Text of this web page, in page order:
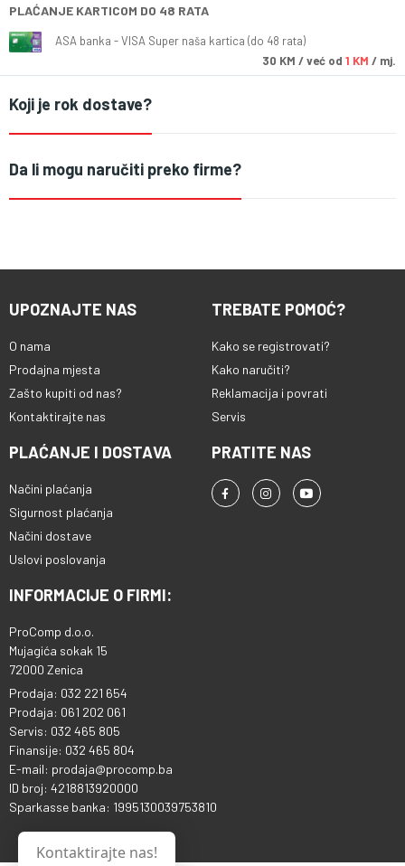
PLAĆANJE KARTICOM DO 48 RATA
ASA banka - VISA Super naša kartica (do 48 rata)
30 KM / već od 1 KM / mj.
Koji je rok dostave?
Da li mogu naručiti preko firme?
UPOZNAJTE NAS
O nama
Prodajna mjesta
Zašto kupiti od nas?
Kontaktirajte nas
TREBATE POMOĆ?
Kako se registrovati?
Kako naručiti?
Reklamacija i povrati
Servis
PLAĆANJE I DOSTAVA
Načini plaćanja
Sigurnost plaćanja
Načini dostave
Uslovi poslovanja
PRATITE NAS
INFORMACIJE O FIRMI:
ProComp d.o.o.
Mujagića sokak 15
72000 Zenica
Prodaja: 032 221 654
Prodaja: 061 202 061
Servis: 032 465 805
Finansije: 032 465 804
E-mail: prodaja@procomp.ba
ID broj: 4218813920000
Sparkasse banka: 1995130039753810
Kontaktirajte nas!